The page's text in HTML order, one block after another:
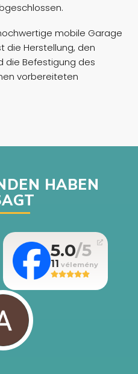
mobile Garage
die Herstellung, den
die Befestigung des
vorbereiteten
HABEN
5.0
11